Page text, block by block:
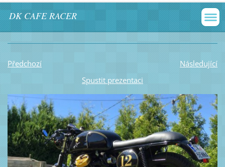
DK CAFE RACER
Předchozí
Následující
Spustit prezentaci